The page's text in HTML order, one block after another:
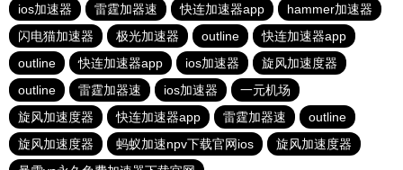
ios加速器
雷霆加器速 快连加速器app
hammer加速器
闪电猫加速器
极光加速器 outline
快连加速器app
outline
快连加速器app ios加速器
旋风加速度器
outline
雷霆加器速 ios加速器
一元机场
旋风加速度器
快连加速器app 雷霆加器速
outline
旋风加速度器
蚂蚁加速npv下载官网ios
旋风加速度器